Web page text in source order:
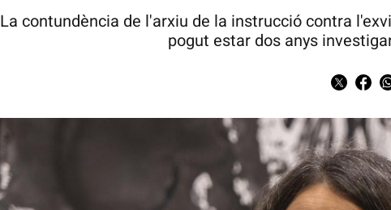
La contundència de l'arxiu de la instrucció contra
pogut estar dos anys